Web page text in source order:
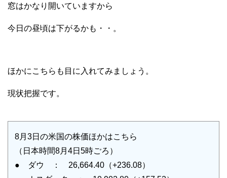
窓はかなり開いていますから
今日の昼頃は下がるかも・・。
ほかにこちらも目に入れてみましょう。
現状把握です。
8月3日の米国の株価ほかはこちら
（日本時間8月4日5時ごろ）
● ダウ ： 26,664.40（+236.08）